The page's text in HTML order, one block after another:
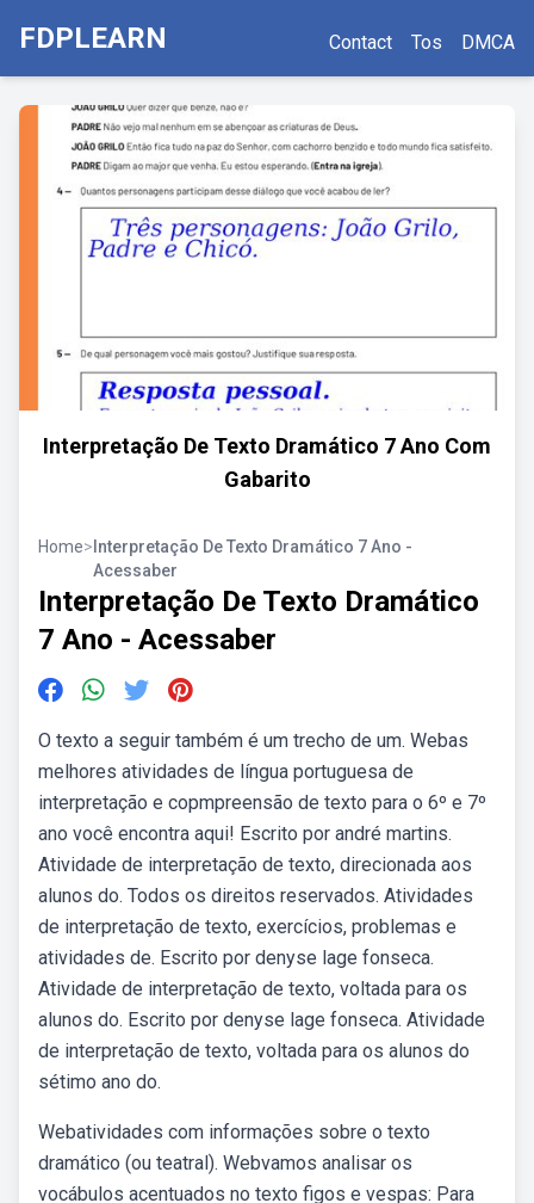
FDPLEARN Contact Tos DMCA
Interpretação De Texto Dramático 7 Ano Com
Gabarito
Home> Interpretação De Texto Dramático 7 Ano -
Acessaber
Interpretação De Texto Dramático
7 Ano - Acessaber
O texto a seguir também é um trecho de um. Webas
melhores atividades de língua portuguesa de
interpretação e copmpreensão de texto para o 6º e 7º
ano você encontra aqui! Escrito por andré martins.
Atividade de interpretação de texto, direcionada aos
alunos do. Todos os direitos reservados. Atividades
de interpretação de texto, exercícios, problemas e
atividades de. Escrito por denyse lage fonseca.
Atividade de interpretação de texto, voltada para os
alunos do. Escrito por denyse lage fonseca. Atividade
de interpretação de texto, voltada para os alunos do
sétimo ano do.
Webatividades com informações sobre o texto
dramático (ou teatral). Webvamos analisar os
vocábulos acentuados no texto figos e vespas: Para